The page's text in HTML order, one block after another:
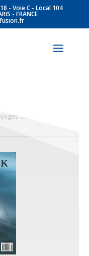
- Voie C - Local 104
- FRANCE
et